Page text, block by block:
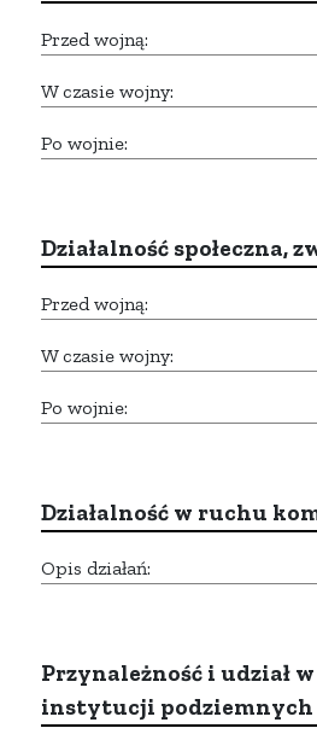
Przed wojną:
W czasie wojny:
Po wojnie:
Działalność społeczna,
Przed wojną:
W czasie wojny:
Po wojnie:
Działalność w ruchu
Opis działań:
Przynależność i udział
instytucji podziemnych